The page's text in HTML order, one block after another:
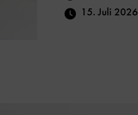
15. Juli 2026